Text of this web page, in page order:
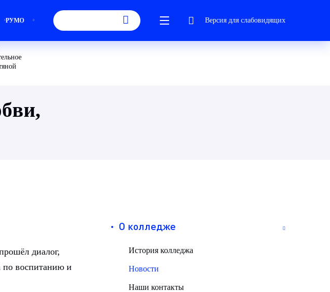
РУМО Версия для слабовидящих
диалог,
по воспитанию и
О колледже
История колледжа
Новости
Наши контакты